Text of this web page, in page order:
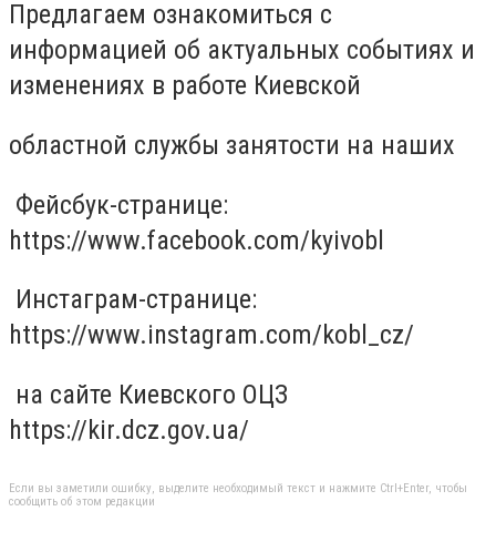
Предлагаем ознакомиться с
информацией об актуальных событиях и
изменениях в работе Киевской
областной службы занятости на наших
Фейсбук-странице:
https://www.facebook.com/kyivobl
Инстаграм-странице:
https://www.instagram.com/kobl_cz/
на сайте Киевского ОЦЗ
https://kir.dcz.gov.ua/
Если вы заметили ошибку, выделите необходимый текст и нажмите Ctrl+Enter, чтобы
сообщить об этом редакции